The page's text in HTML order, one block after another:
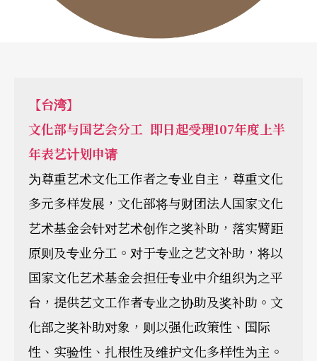
【台湾】
文化部与国艺会分工 即日起受理107年度上半
年表艺计划申请
为尊重艺术文化工作者之专业自主，尊重文化
多元多样发展，文化部将与财团法人国家文化
艺术基金会针对艺术创作之奖补助，落实臂距
原则及专业分工。对于专业之艺文补助，将以
国家文化艺术基金会担任专业中介组织为之平
台，提供艺文工作者专业之协助及奖补助。文
化部之奖补助对象，则以强化政策性、国际
性、实验性、扎根性及维护文化多样性为主。